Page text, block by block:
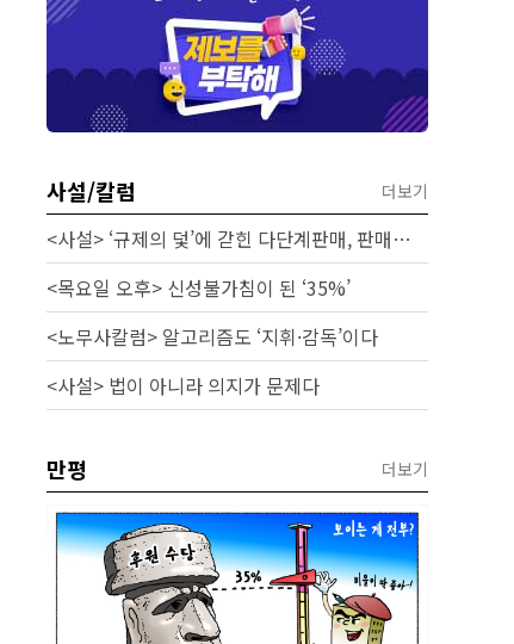
사설/칼럼 더보기
<사설> ‘규제의 덫’에 갇힌 다단계판매, 판매원 보호 시급하다
<목요일 오후> 신성불가침이 된 ‘35%’
<노무사칼럼> 알고리즘도 ‘지휘·감독’이다
<사설> 법이 아니라 의지가 문제다
만평 더보기